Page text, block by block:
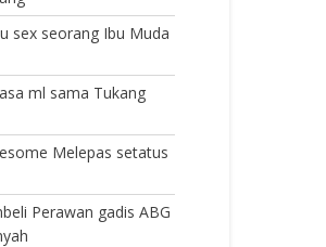
sex seorang Ibu Muda
ml sama Tukang
Melepas setatus
Perawan gadis ABG